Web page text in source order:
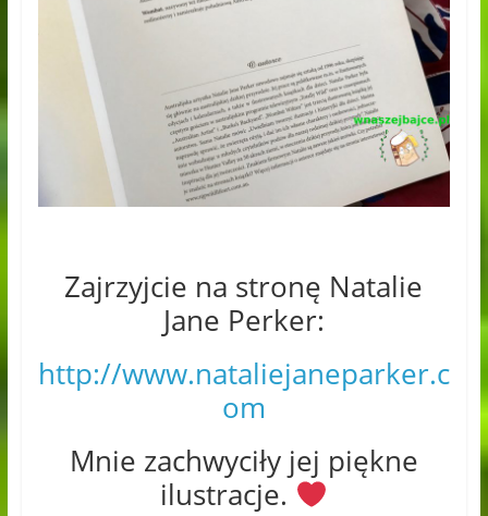
Zajrzyjcie na stronę Natalie
Jane Perker:
http://www.nataliejaneparker.c
om
Mnie zachwyciły jej piękne
ilustracje.